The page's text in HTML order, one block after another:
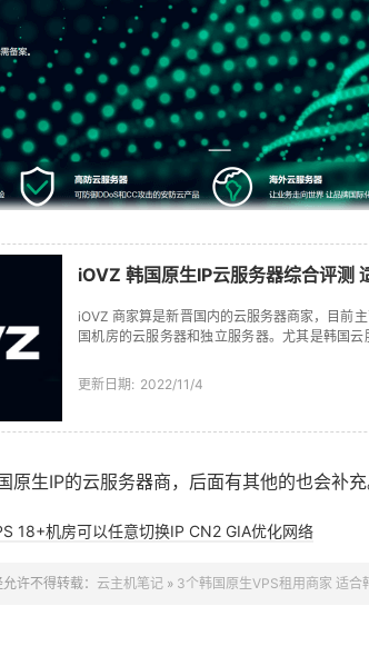
iOVZ 韩国原生IP云服务器综合评测
iOVZ 商家算是新晋国内的云服务器商家，目前
国机房的云服务器和独立服务器。尤其是韩国
做，...
更新日期: 2022/11/4
生IP的云服务器商，后面有其他的也会补充
18+机房可以任意切换IP CN2 GIA优化网络
许不得转载： 云主机笔记 » 3个韩国原生VPS租用商家 适合